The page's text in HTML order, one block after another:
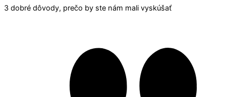
3 dobré dôvody, prečo by ste nám mali vyskúšať